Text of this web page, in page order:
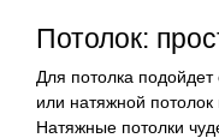
Потолок:
Для потолка подойдет
или натяжной потолок
Натяжные потолки